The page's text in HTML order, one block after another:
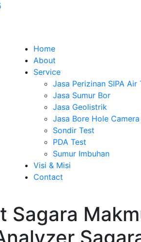
Home
About
Service
Jasa Perizinan SIPA Air
Jasa Sumur Bor
Jasa Geolistrik
Jasa Bore Hole
Sondir Test
PDA Test
Sumur Imbuhan
Visi & Misi
Contact
Sagara